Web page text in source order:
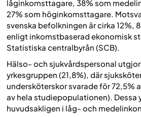
låginkomsttagare, 38% som
27% som höginkomsttagare.
svenska befolkningen är cirka 12%,
enligt inkomstbaserad ekonomisk
Statistiska centralbyrån (SCB).
Hälso- och sjukvårdspersonal
yrkesgruppen (21,8%), där
undersköterskor svarade för 72,5%
av hela studiepopulationen). Dessa
huvudsakligen i låg- och